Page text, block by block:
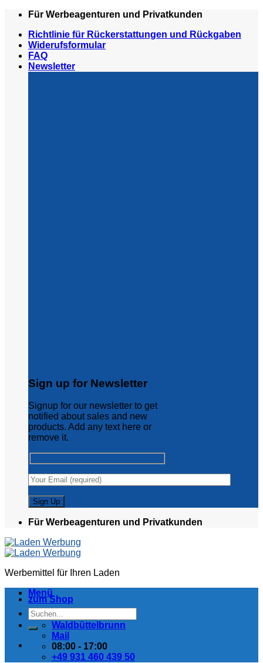
Zum
springen
Für Werbeagenturen und Privatkunden
Richtlinie für Rückerstattungen und Rückgaben
Widerufsformular
FAQ
Newsletter
Sign up for Newsletter
Signup for our newsletter to get
notified about sales and new
products. Add any text here or
remove it.
Für Werbeagenturen und Privatkunden
Werbemittel für Ihren Laden
Menü
Suchen
nach:
zum Shop
Waldbüttelbrunn
Mail
08:00 - 17:00
+49 931 460 439 50